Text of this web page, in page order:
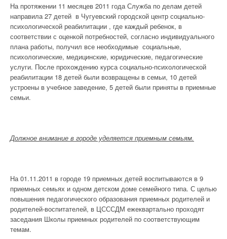
На протяжении 11 месяцев 2011 года Служба по делам детей
направила 27 детей в Чугуевский городской центр социально-
психологической реабилитации , где каждый ребенок, в
соответствии с оценкой потребностей, согласно индивидуального
плана работы, получил все необходимые социальные,
психологические, медицинские, юридические, педагогические
услуги. После прохождению курса социально-психологической
реабилитации 18 детей были возвращены в семьи, 10 детей
устроены в учебное заведение, 5 детей были приняты в приемные
семьи.
Должное внимание в городе уделяется приемным семьям.
На 01.11.2011 в городе 19 приемных детей воспитываются в 9
приемных семьях и одном детском доме семейного типа. С целью
повышения педагогического образования приемных родителей и
родителей-воспитателей, в ЦСССДМ ежеквартально проходят
заседания Школы приемных родителей по соответствующим
темам.